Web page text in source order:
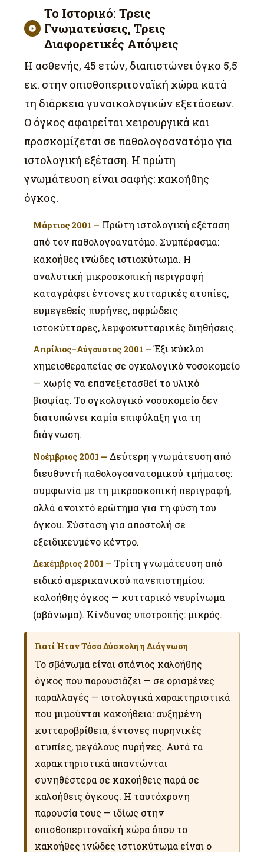
Το Ιστορικό: Τρεις
Γνωματεύσεις, Τρεις
Διαφορετικές Απόψεις
Η ασθενής, 45 ετών, διαπιστώνει όγκο 5,5
εκ. στην οπισθοπεριτοναϊκή χώρα κατά
τη διάρκεια γυναικολογικών εξετάσεων.
Ο όγκος αφαιρείται χειρουργικά και
προσκομίζεται σε παθολογοανατόμο για
ιστολογική εξέταση. Η πρώτη
γνωμάτευση είναι σαφής: κακοήθης
όγκος.
Μάρτιος 2001 — Πρώτη ιστολογική εξέταση
από τον παθολογοανατόμο. Συμπέρασμα:
κακοήθες ινώδες ιστιοκύτωμα. Η
αναλυτική μικροσκοπική περιγραφή
καταγράφει έντονες κυτταρικές ατυπίες,
ευμεγεθείς πυρήνες, αφρώδεις
ιστοκύτταρες, λεμφοκυτταρικές διηθήσεις.
Απρίλιος–Αύγουστος 2001 — Έξι κύκλοι
χημειοθεραπείας σε ογκολογικό νοσοκομείο
— χωρίς να επανεξετασθεί το υλικό
βιοψίας. Το ογκολογικό νοσοκομείο δεν
διατυπώνει καμία επιφύλαξη για τη
διάγνωση.
Νοέμβριος 2001 — Δεύτερη γνωμάτευση από
διευθυντή παθολογοανατομικού τμήματος:
συμφωνία με τη μικροσκοπική περιγραφή,
αλλά ανοιχτό ερώτημα για τη φύση του
όγκου. Σύσταση για αποστολή σε
εξειδικευμένο κέντρο.
Δεκέμβριος 2001 — Τρίτη γνωμάτευση από
ειδικό αμερικανικού πανεπιστημίου:
καλοήθης όγκος — κυτταρικό νευρίνωμα
(σβάνωμα). Κίνδυνος υποτροπής: μικρός.
Γιατί Ήταν Τόσο Δύσκολη η Διάγνωση
Το σβάνωμα είναι σπάνιος καλοήθης
όγκος που παρουσιάζει — σε ορισμένες
παραλλαγές — ιστολογικά χαρακτηριστικά
που μιμούνται κακοήθεια: αυξημένη
κυτταροβρίθεια, έντονες πυρηνικές
ατυπίες, μεγάλους πυρήνες. Αυτά τα
χαρακτηριστικά απαντώνται
συνηθέστερα σε κακοήθεις παρά σε
καλοήθεις όγκους. Η ταυτόχρονη
παρουσία τους — ιδίως στην
οπισθοπεριτοναϊκή χώρα όπου το
κακοήθες ινώδες ιστιοκύτωμα είναι ο